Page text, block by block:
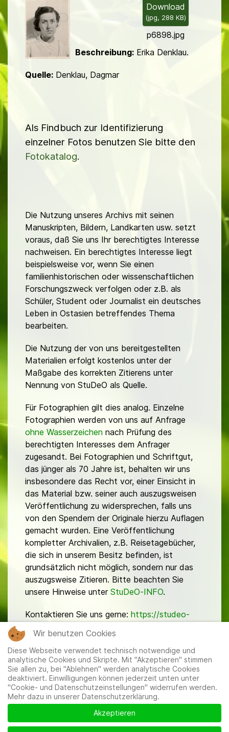
l
d
Download
(jpg, 288 KB)
p6898.jpg
Beschreibung:Erika Denklau.
Quelle: Denklau, Dagmar
Als Findbuch zur Identifizierung
einzelner Fotos benutzen Sie bitte den
Fotokatalog.
Die Nutzung unseres Archivs mit seinen
Manuskripten, Bildern, Landkarten usw. setzt
voraus, daß Sie uns Ihr berechtigtes Interesse
nachweisen. Ein berechtigtes Interesse liegt
beispielsweise vor, wenn Sie einen
familienhistorischen oder wissenschaftlichen
Forschungszweck verfolgen oder z.B. als
Schüler, Student oder Journalist ein deutsches
Leben in Ostasien betreffendes Thema
bearbeiten.
Die Nutzung der von uns bereitgestellten
Materialien erfolgt kostenlos unter der
Maßgabe des korrekten Zitierens unter
Nennung von StuDeO als Quelle.
Für Fotographien gilt dies analog. Einzelne
Fotographien werden von uns auf Anfrage
ohne Wasserzeichen nach Prüfung des
berechtigten Interesses dem Anfrager
zugesandt. Bei Fotographien und Schriftgut,
das jünger als 70 Jahre ist, behalten wir uns
insbesondere das Recht vor, einer Einsicht in
das Material bzw. seiner auch auszugsweisen
Veröffentlichung zu widersprechen, falls uns
von den Spendern der Originale hierzu Auflagen
gemacht wurden. Eine Veröffentlichung
kompletter Archivalien, z.B. Reisetagebücher,
die sich in unserem Besitz befinden, ist
grundsätzlich nicht möglich, sondern nur das
auszugsweise Zitieren. Bitte beachten Sie
unsere Hinweise unter StuDeO-INFO.
Kontaktieren Sie uns gerne: https://studeo-
Mitglieder|Impressum|Datenschutzerklärung|Cookie-
und Datenschutzeinstellungen
Wir benutzen Cookies
Diese Webseite verwendet technisch notwendige und
analytische Cookies und Skripte. Mit "Akzeptieren" stimmen
Sie allen zu, bei "Ablehnen" werden analytische Cookies
deaktiviert. Einwilligungen können jederzeit unten unter
"Cookie- und Datenschutzeinstellungen" widerrufen werden.
Mehr dazu in unserer Datenschutzerklärung.
Akzeptieren